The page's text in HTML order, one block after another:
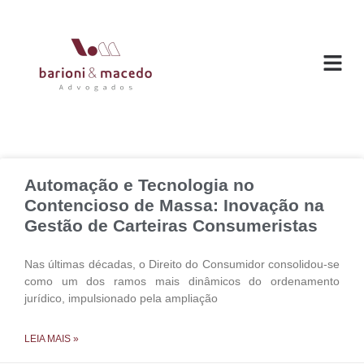
Automação e Tecnologia no
Contencioso de Massa: Inovação na
Gestão de Carteiras Consumeristas
Nas últimas décadas, o Direito do Consumidor consolidou-se
como um dos ramos mais dinâmicos do ordenamento
jurídico, impulsionado pela ampliação
LEIA MAIS »